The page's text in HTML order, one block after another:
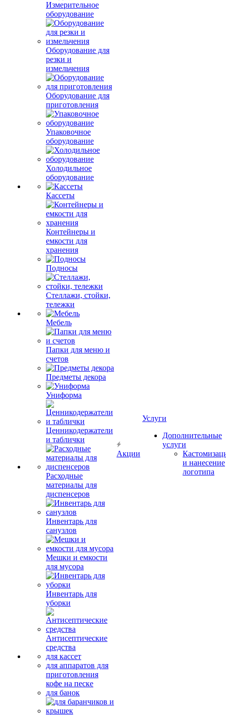
Измерительное
оборудование
Оборудование для
резки и
измельчения
Оборудование для
приготовления
Упаковочное
оборудование
Холодильное
оборудование
Кассеты
Контейнеры и
емкости для
хранения
Подносы
Стеллажи, стойки,
тележки
Мебель
Папки для меню и
счетов
Предметы декора
Униформа
Ценникодержатели
и таблички
Расходные
материалы для
диспенсеров
Инвентарь для
санузлов
Мешки и емкости
для мусора
Инвентарь для
уборки
Антисептические
средства
для кассет
для аппаратов для
приготовления
кофе на песке
для банок
Акции
Услуги
Дополнительные
услуги
и нанесение
логотипа